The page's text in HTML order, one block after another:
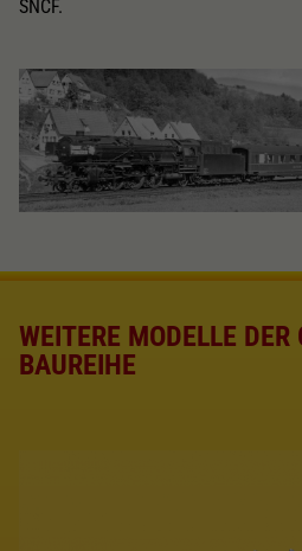
SNCF.
WEITERE MODELLE DER
BAUREIHE